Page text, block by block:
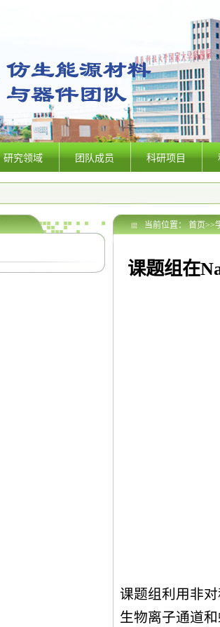
研究领域 团队成员 科研项目
当前位置： 首页>>
课题组在
课题组利用非
生物离子通道